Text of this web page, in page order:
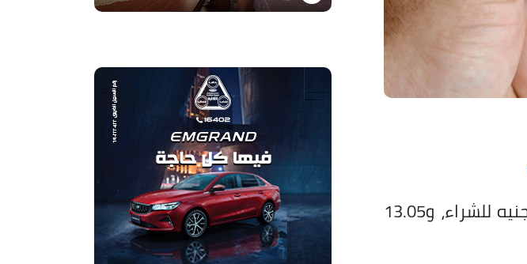
جاء سعر الريال السعودي في البنك المركزي المصري عند 13.01 جنيه للشراء، و13.05